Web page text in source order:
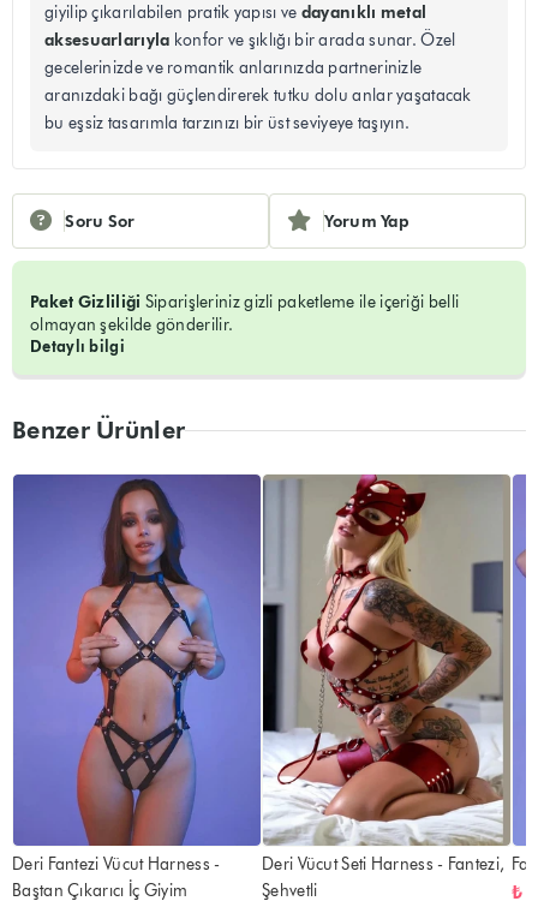
Soru Sor Yorum Yap
Paket Gizliliği Siparişleriniz gizli paketleme ile içeriği belli
olmayan şekilde gönderilir.
Detaylı bilgi
giyilip çıkarılabilen pratik yapısı ve dayanıklı metal
aksesuarlarıyla konfor ve şıklığı bir arada sunar. Özel
gecelerinizde ve romantik anlarınızda partnerinizle
aranızdaki bağı güçlendirerek tutku dolu anlar yaşatacak
bu eşsiz tasarımla tarzınızı bir üst seviyeye taşıyın.
Benzer Ürünler
Deri Fantezi Vücut Harness -
Baştan Çıkarıcı İç Giyim
Deri Vücut Seti Harness - Fantezi,
Şehvetli
₺